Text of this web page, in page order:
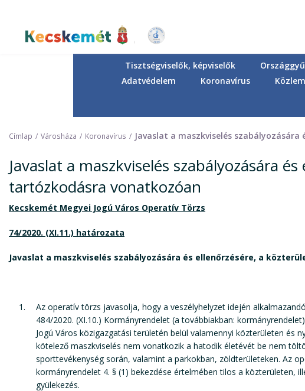
tartalomra
Kecskemét Város Honlapja
Tisztségviselők, képviselők
Adatvédelem
Koronavírus
Címlap Városháza Koronavírus Javaslat a maszkviselés
Javaslat a maszkviselés szabályozására
tartózkodásra vonatkozóan
Kecskemét Megyei Jogú Város Operatív Törzs
74/2020. (XI.11.) határozata
Javaslat a maszkviselés szabályozására és ellenőrzésére, a
Az operatív törzs javasolja, hogy a veszélyhelyzet idején
484/2020. (XI.10.) Kormányrendelet (a továbbiakban:
Jogú Város közigazgatási területén belül valamennyi közterületen és
kötelező maszkviselés nem vonatkozik a hatodik életévét be nem
sporttevékenység során, valamint a parkokban, zöldterületeken. Az
kormányrendelet 4. § (1) bekezdése értelmében tilos a közterületen,
gyülekezés.